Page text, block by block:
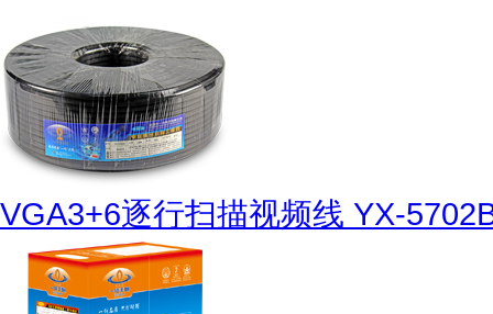
VGA3+6逐行扫描视频线 YX-